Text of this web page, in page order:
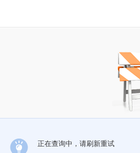
正在查询中，请刷新重试